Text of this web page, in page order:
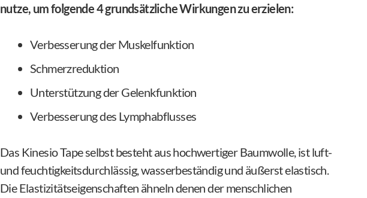
nutze, um folgende 4 grundsätzliche Wirkungen zu erzielen:
Verbesserung der Muskelfunktion
Schmerzreduktion
Unterstützung der Gelenkfunktion
Verbesserung des Lymphabflusses
Das Kinesio Tape selbst besteht aus hochwertiger Baumwolle, ist luft-
und feuchtigkeitsdurchlässig, wasserbeständig und äußerst elastisch.
Die Elastizitätseigenschaften ähneln denen der menschlichen